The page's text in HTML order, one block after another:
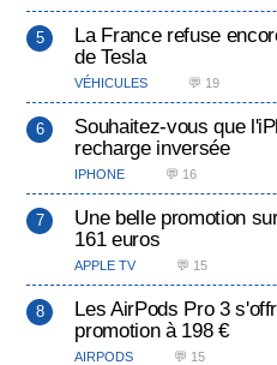
La France refuse
de Tesla
VÉHICULES 💬 19
Souhaitez-vous que
recharge inversée
IPHONE 💬 16
Une belle promotion
161 euros
APPLE TV 💬 15
Les AirPods Pro 3
promotion à 198 €
AIRPODS 💬 15